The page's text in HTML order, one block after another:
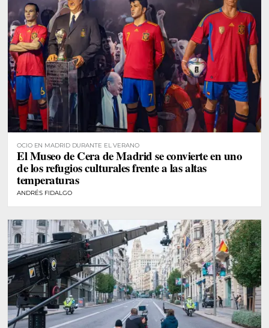
OCIO EN MADRID DURANTE EL VERANO
El Museo de Cera de Madrid se convierte en uno
de los refugios culturales frente a las altas
temperaturas
ANDRÉS FIDALGO